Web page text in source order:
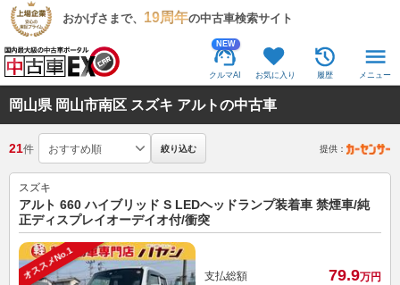
おかげさまで、 19周年の中古車検索サイト
NEW
クルマAI お気に入り 履歴 メニュー
岡山県 岡山市南区 スズキ アルトの中古車
21件 絞り込む 提供：
スズキ
アルト 660 ハイブリッド S LEDヘッドランプ装着車 禁煙車/純
正ディスプレイオーデイオ付/衝突
オススメNo.1 支払総額 79.9万円